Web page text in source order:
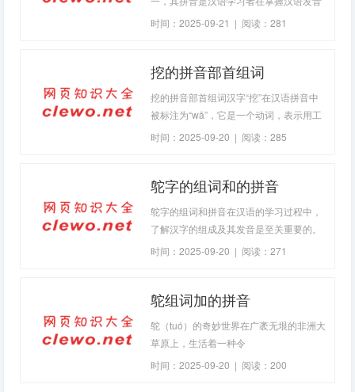
规则时的重要组成部分。瓦这个字不仅承
时间：2025-09-21 | 阅读：281
挖的拼音部首组词
挖的拼音部首组词汉字“挖”在汉语拼音中
被标注为“wā”，它是一个动词，表示用工
具或者手等将土、雪等从地表或物体表面
作与手有关。而“挖”字的构造体现了古
时间：2025-09-20 | 阅读：285
鸵字的组词和的拼音
鸵字的组词和拼音在汉语的学习过程中，
了解汉字的组成及其发音是至关重要的。
今天我们就来探讨一下“鸵”这个字的组词
会飞的鸟类。它们以其长脖子、小脑袋和
拼音是“tuó”，属于阳平声调。学习汉字的
过程中，
时间：2025-09-20 | 阅读：271
鸵组词加的拼音
鸵（tuó）的奇妙世界在广袤无垠的非洲大
草原上，生活着一种令
时间：2025-09-20 | 阅读：200